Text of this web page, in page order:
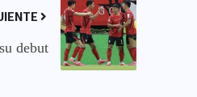
debut